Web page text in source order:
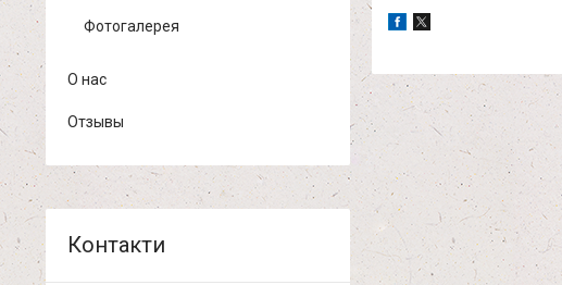
Фотогалерея
О нас
Отзывы